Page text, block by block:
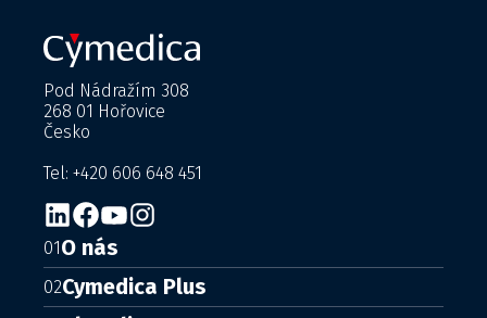
Pod Nádražím 308
268 01 Hořovice
Česko
Tel: +420 606 648 451
01O nás
02Cymedica Plus